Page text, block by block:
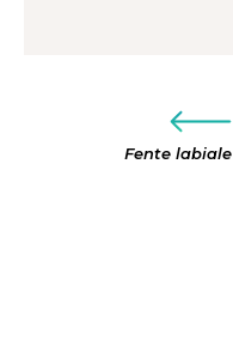
Fente labiale